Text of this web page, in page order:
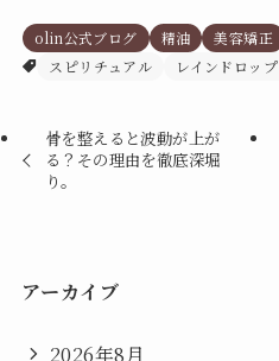
olin公式ブログ 精油
美容矯正
スピリチュアル
レインドロップ
骨を整えると波動が上が
る？その理由を徹底深堀
り。
アーカイブ
2026年8月